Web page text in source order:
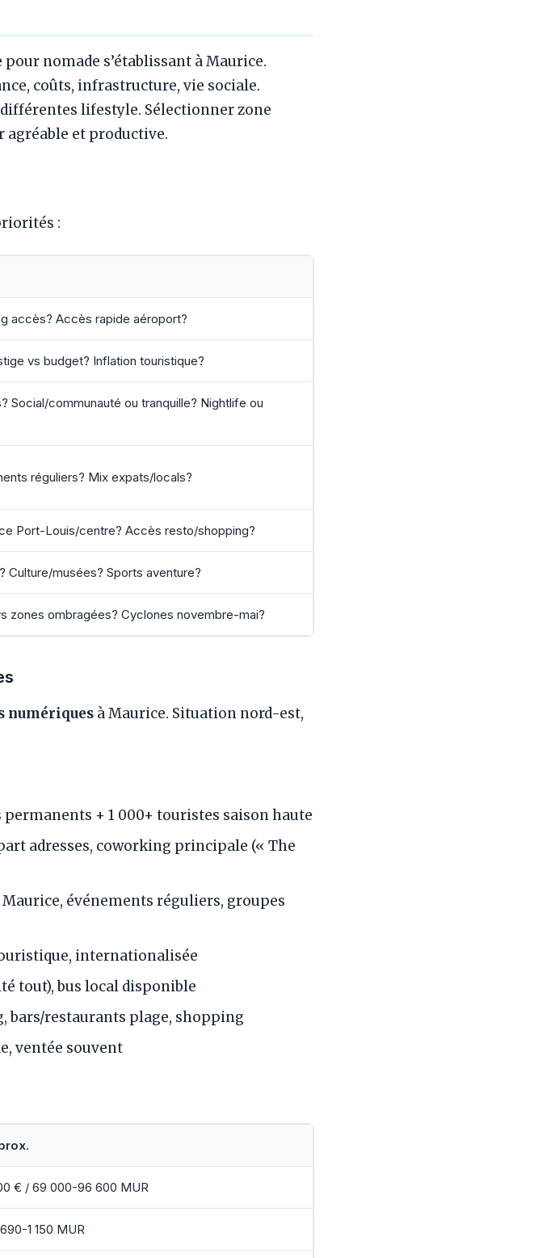
pour nomade s’établissant à Maurice.
coûts, infrastructure, vie sociale.
lifestyle. Sélectionner zone
et productive.
:
accès? Accès rapide aéroport?
vs budget? Inflation touristique?
Social/communauté ou tranquille? Nightlife ou
réguliers? Mix expats/locals?
Port-Louis/centre? Accès resto/shopping?
Culture/musées? Sports aventure?
zones ombragées? Cyclones novembre-mai?
numériques à Maurice. Situation nord-est,
permanents + 1 000+ touristes saison haute
adresses, coworking principale (« The
événements réguliers, groupes
internationalisée
tout), bus local disponible
bars/restaurants plage, shopping
ventée souvent
€ / 69 000-96 600 MUR
1 150 MUR